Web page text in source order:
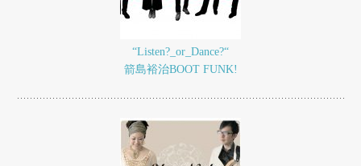
“Listen?_or_Dance?“
箭島裕治BOOT FUNK!